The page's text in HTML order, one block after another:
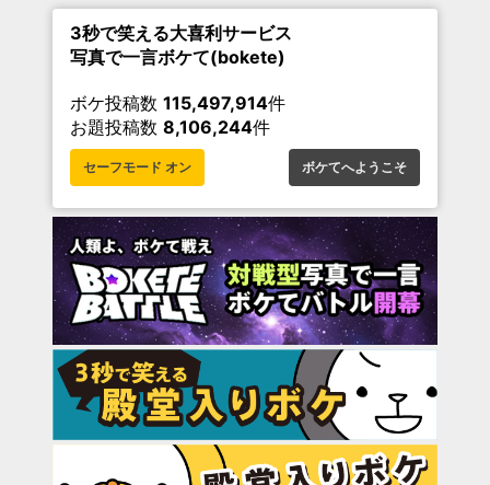
3秒で笑える大喜利サービス
写真で一言ボケて(bokete)
ボケ投稿数 115,497,914件
お題投稿数 8,106,244件
セーフモード オン ボケてへようこそ